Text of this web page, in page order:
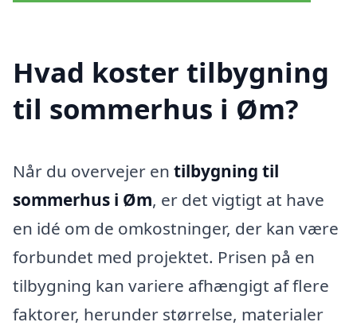
Hvad koster tilbygning
til sommerhus i Øm?
Når du overvejer en tilbygning til
sommerhus i Øm, er det vigtigt at have
en idé om de omkostninger, der kan være
forbundet med projektet. Prisen på en
tilbygning kan variere afhængigt af flere
faktorer, herunder størrelse, materialer